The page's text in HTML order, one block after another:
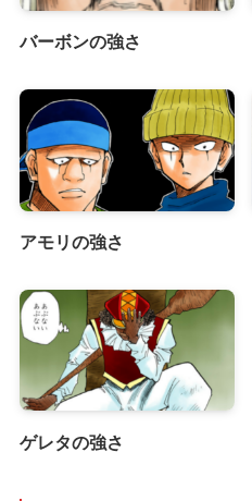
バーボンの強さ
アモリの強さ
ゲレタの強さ